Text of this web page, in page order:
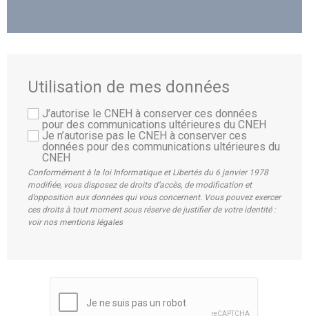
Utilisation de mes données
J’autorise le CNEH à conserver ces données
pour des communications ultérieures du CNEH
Je n’autorise pas le CNEH à conserver ces
données pour des communications ultérieures du
CNEH
Conformément à la loi Informatique et Libertés du 6 janvier 1978
modifiée, vous disposez de droits d’accès, de modification et
d’opposition aux données qui vous concernent. Vous pouvez exercer
ces droits à tout moment sous réserve de justifier de votre identité :
voir nos mentions légales